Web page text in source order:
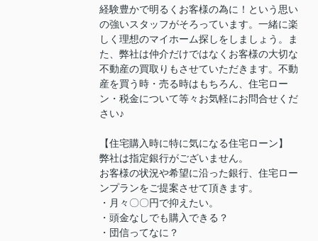
経験豊かで明るくお客様の為に！という思い
の強いスタッフがそろっています。一緒に楽
しく理想のマイホーム探しをしましょう。ま
た、弊社は仲介だけではなくお客様の大切な
不動産の買取りもさせていただきます。不動
産を買う時・売る時はもちろん、住宅ロー
ン・税金について等々お気軽にお問合せくだ
さい♪
【住宅購入時に特に気になる住宅ローン】
弊社は指定銀行がございません。
お客様の状況や希望に沿った銀行、住宅ロー
ンプランをご提案させて頂きます。
・月々〇〇円で抑えたい。
・頭金なしでも購入できる？
・団信ってなに？